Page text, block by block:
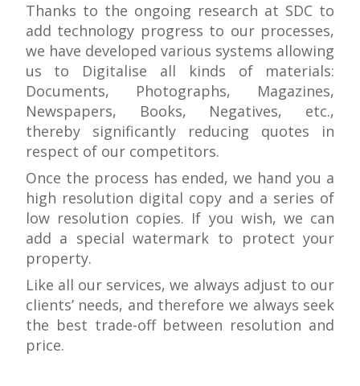
Thanks to the ongoing research at SDC to
add technology progress to our processes,
we have developed various systems allowing
us to Digitalise all kinds of materials:
Documents, Photographs, Magazines,
Newspapers, Books, Negatives, etc.,
thereby significantly reducing quotes in
respect of our competitors.
Once the process has ended, we hand you a
high resolution digital copy and a series of
low resolution copies. If you wish, we can
add a special watermark to protect your
property.
Like all our services, we always adjust to our
clients’ needs, and therefore we always seek
the best trade-off between resolution and
price.